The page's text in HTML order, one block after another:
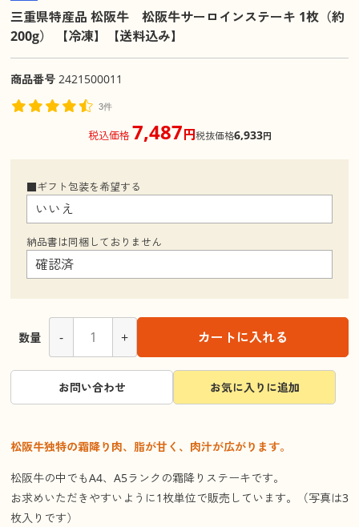
三重県特産品 松阪牛 松阪牛サーロインステーキ 1枚（約
200g） 【冷凍】【送料込み】
商品番号 2421500011
3件
税込価格7,487円税抜価格6,933円
■ギフト包装を希望する
納品書は同梱しておりません
数量 - + カートに入れる
お問い合わせ お気に入りに追加
松阪牛独特の霜降り肉、脂が甘く、肉汁が広がります。
松阪牛の中でもA4、A5ランクの霜降りステーキです。
お求めいただきやすいように1枚単位で販売しています。（写真は3
枚入りです）